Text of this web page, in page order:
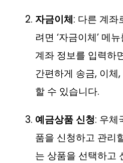
자금이체: 다른 계좌
려면 ‘자금이체’ 메
계좌 정보를 입력하
간편하게 송금, 이체
할 수 있습니다.
예금상품 신청: 우체
품을 신청하고 관리
는 상품을 선택하고